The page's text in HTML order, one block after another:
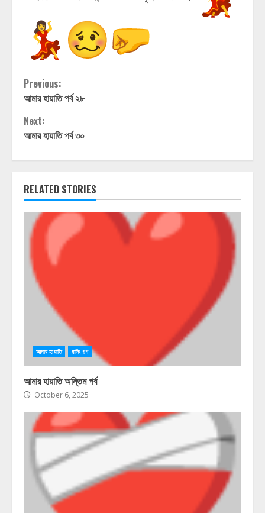
Continue
Reading
Previous:
আমার হায়াতি পর্ব ২৮
Next:
আমার হায়াতি পর্ব ৩০
RELATED STORIES
আমার হায়াতি রানিং গল্প
আমার হায়াতি অন্তিম পর্ব
October 6, 2025